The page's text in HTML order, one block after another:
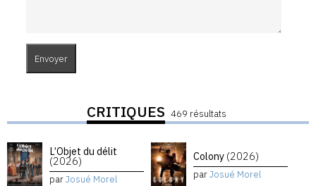
CRITIQUES 469 résultats
L’Objet du délit
(2026)
parJosué Morel
Colony (2026)
parJosué Morel